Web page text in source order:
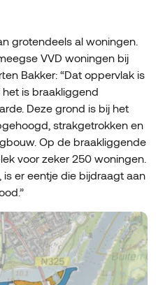
grotendeels al woningen.
VVD woningen bij
Bakker: “Dat oppervlak is
is braakliggend
Deze grond is bij het
strakgetrokken en
Op de braakliggende
voor zeker 250 woningen.
er eentje die bijdraagt aan